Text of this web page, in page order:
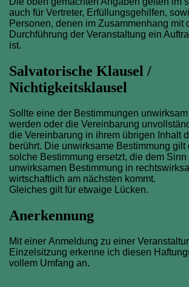
auch für Vertreter, Erfüllungsgehilfen,
Personen, denen im Zusammenhang mit
Durchführung der Veranstaltung ein
ist.
Salvatorische Klausel /
Nichtigkeitsklausel
Sollte eine der Bestimmungen
werden oder die Vereinbarung
die Vereinbarung in ihrem übrigen Inhalt
berührt. Die unwirksame Bestimmung gilt
solche Bestimmung ersetzt, die dem
unwirksamen Bestimmung in
wirtschaftlich am nächsten kommt.
Gleiches gilt für etwaige Lücken.
Anerkennung
Mit einer Anmeldung zu einer
Einzelsitzung erkenne ich diesen
vollem Umfang an.